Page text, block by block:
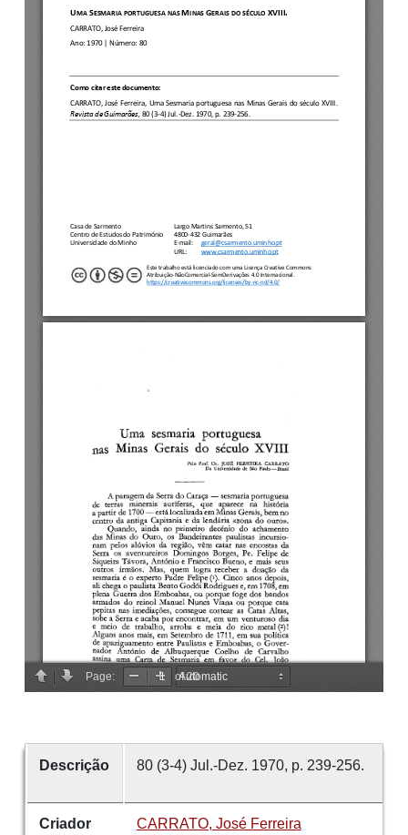
Descrição 80 (3-4) Jul.-Dez. 1970, p. 239-256.
Criador CARRATO, José Ferreira